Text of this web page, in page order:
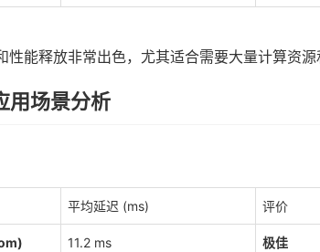
性能释放非常出色，尤其适合需要大量计算资源
用场景分析
平均延迟 (ms) 评价
11.2 ms 极佳